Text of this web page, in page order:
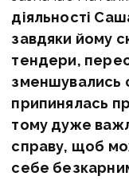
діяльності
завдяки йому
тендери,
зменшувались
припинялась
тому дуже
справу, щоб
себе